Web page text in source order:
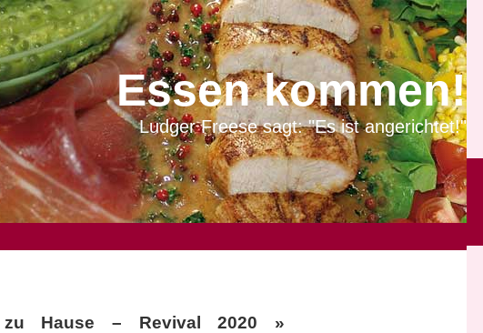
Essen kommen!
Ludger Freese sagt: "Es ist angerichtet!"
zu Hause – Revival 2020 »